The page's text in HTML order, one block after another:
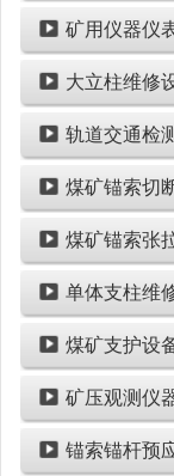
矿用仪器仪
大立柱维修
轨道交通检
煤矿锚索切
单体支柱维
煤矿支护设
矿压观测仪